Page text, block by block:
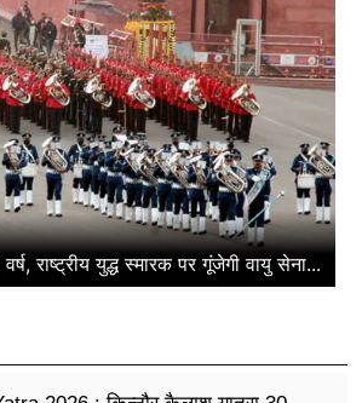
राष्ट्रीय युद्ध स्मारक पर गूंजेगी वायु सेना...